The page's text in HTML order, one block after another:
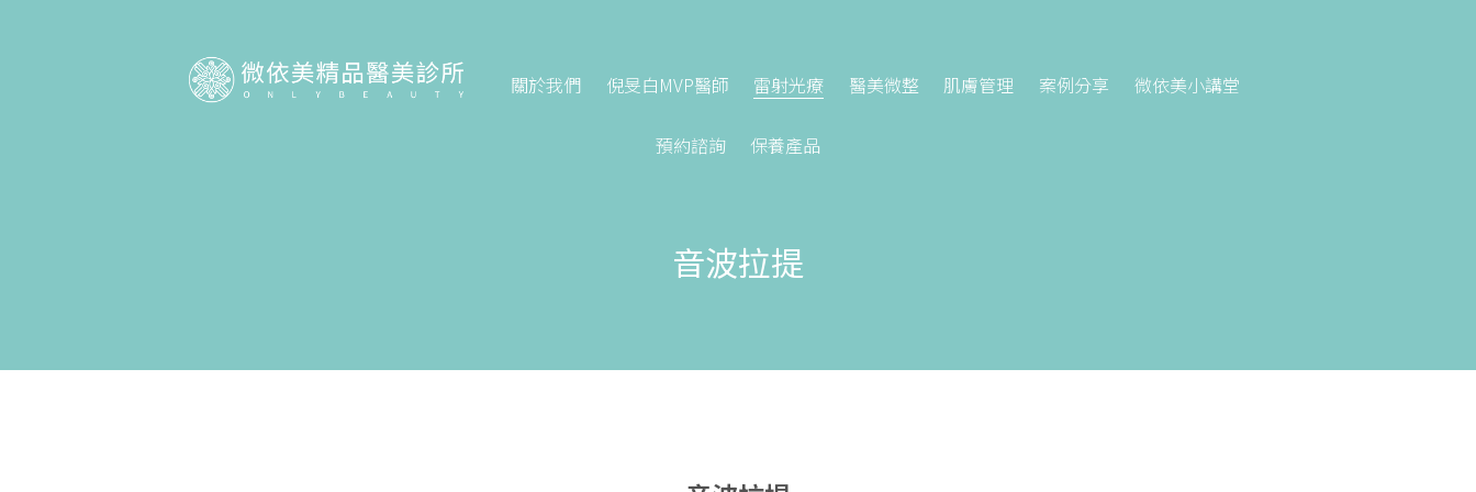
關於我們 倪旻白MVP醫師 雷射光療 醫美微整 肌膚管理 案例分享 微依美小講堂
預約諮詢 保養產品
音波拉提